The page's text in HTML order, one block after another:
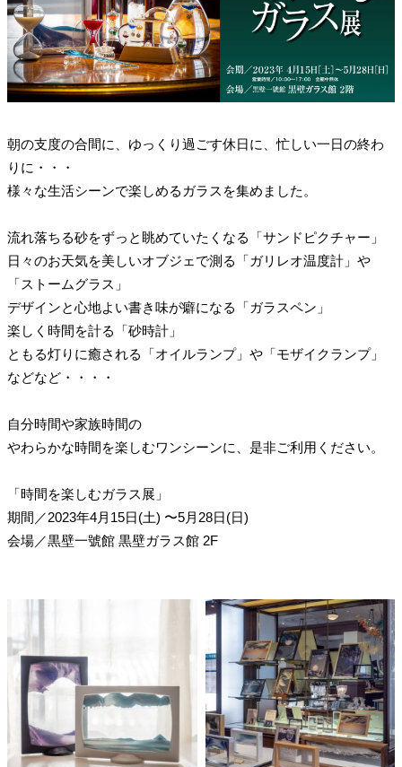
朝の支度の合間に、ゆっくり過ごす休日に、忙しい一日の終わ
りに・・・
様々な生活シーンで楽しめるガラスを集めました。
流れ落ちる砂をずっと眺めていたくなる「サンドピクチャー」
日々のお天気を美しいオブジェで測る「ガリレオ温度計」や
「ストームグラス」
デザインと心地よい書き味が癖になる「ガラスペン」
楽しく時間を計る「砂時計」
ともる灯りに癒される「オイルランプ」や「モザイクランプ」
などなど・・・・
自分時間や家族時間の
やわらかな時間を楽しむワンシーンに、是非ご利用ください。
「時間を楽しむガラス展」
期間 ／2023年4月15日(土) 〜5月28日(日)
会場／黒壁一號館 黒壁ガラス館 2F